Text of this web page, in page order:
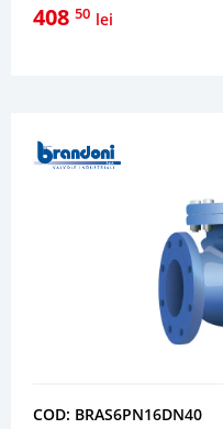
408 50 lei
COD: BRAS6PN16DN40